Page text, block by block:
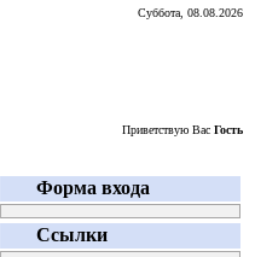
Суббота, 08.08.2026
Приветствую Вас Гость
Форма входа
Ссылки